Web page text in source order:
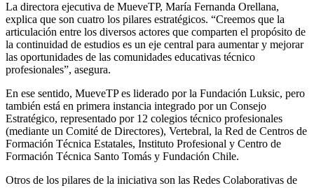
La directora ejecutiva de MueveTP, María Fernanda Orellana,
explica que son cuatro los pilares estratégicos. “Creemos que la
articulación entre los diversos actores que comparten el propósito de
la continuidad de estudios es un eje central para aumentar y mejorar
las oportunidades de las comunidades educativas técnico
profesionales”, asegura.
En ese sentido, MueveTP es liderado por la Fundación Luksic, pero
también está en primera instancia integrado por un Consejo
Estratégico, representado por 12 colegios técnico profesionales
(mediante un Comité de Directores), Vertebral, la Red de Centros de
Formación Técnica Estatales, Instituto Profesional y Centro de
Formación Técnica Santo Tomás y Fundación Chile.
Otros de los pilares de la iniciativa son las Redes Colaborativas de